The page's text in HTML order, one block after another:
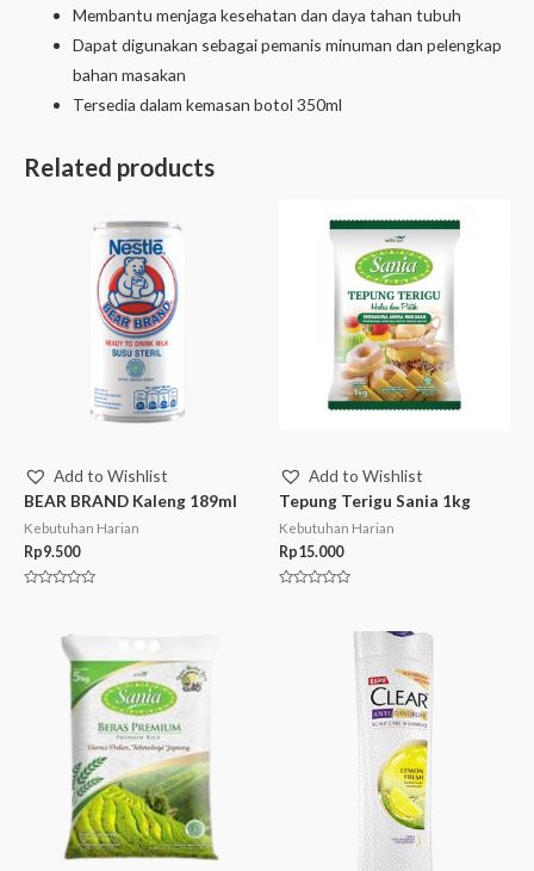
Membantu menjaga kesehatan dan daya tahan tubuh
Dapat digunakan sebagai pemanis minuman dan pelengkap
bahan masakan
Tersedia dalam kemasan botol 350ml
Related products
Add to Wishlist
BEAR BRAND Kaleng 189ml
Kebutuhan Harian
Rp9.500
Add to Wishlist
Tepung Terigu Sania 1kg
Kebutuhan Harian
Rp15.000